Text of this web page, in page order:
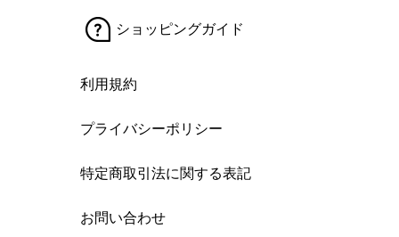
ショッピングガイド
利用規約
プライバシーポリシー
特定商取引法に関する表記
お問い合わせ